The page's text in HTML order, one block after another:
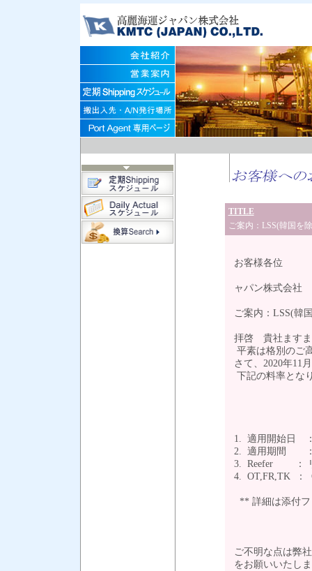
TITLE
ご案内：LSS(韓国を
お客様各位
ャパン株式会社
ご案内：LSS(韓
拝啓 貴社ますま
平素は格別のご
さて、2020年11
下記の料率とな
1. 適用開始日
2. 適用期間 ：
3. Reefer ： リ
4. OT,FR,TK ：
** 詳細は添付
ご不明な点は弊
をお願いいたし